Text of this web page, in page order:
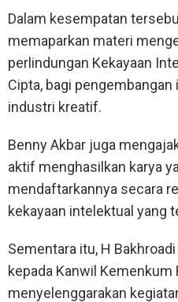
Dalam kesempatan
memaparkan materi
perlindungan Kekayaan
Cipta, bagi
industri kreatif.
Benny Akbar juga
aktif menghasilkan karya
mendaftarkannya secara
kekayaan intelektual yang
Sementara itu, H
kepada Kanwil
menyelenggarakan